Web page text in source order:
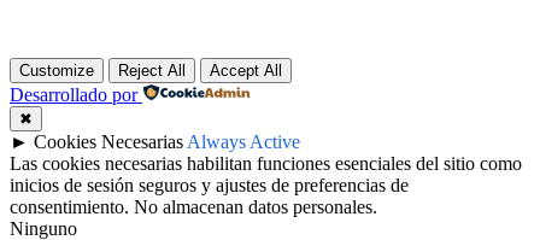
Customize Reject All Accept All
Desarrollado por
✖
► Cookies Necesarias Always Active
Las cookies necesarias habilitan funciones esenciales del sitio como
inicios de sesión seguros y ajustes de preferencias de
consentimiento. No almacenan datos personales.
Ninguno